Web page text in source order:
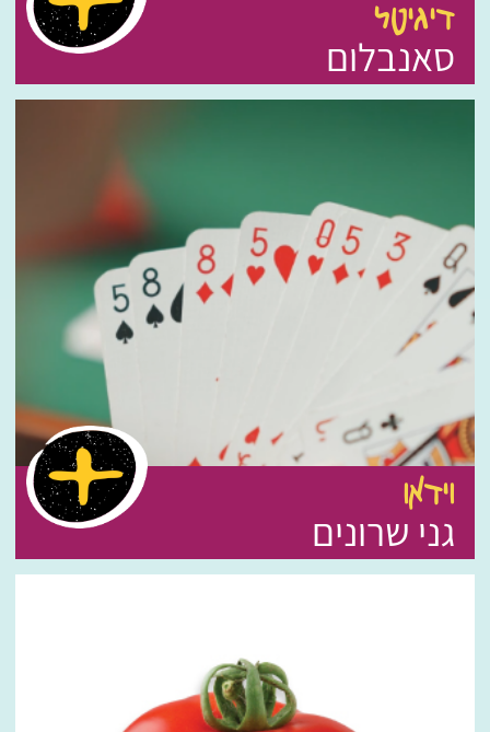
דיגיטל
סאנבלום
וידאו
גני שרונים